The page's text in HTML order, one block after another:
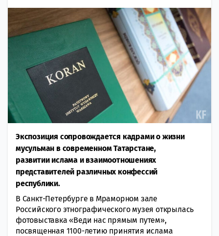
Экспозиция сопровождается кадрами о жизни
мусульман в современном Татарстане,
развитии ислама и взаимоотношениях
представителей различных конфессий
республики.
В Санкт-Петербурге в Мраморном зале
Российского этнографического музея открылась
фотовыставка «Веди нас прямым путем»,
посвященная 1100-летию принятия ислама